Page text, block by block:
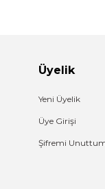
Üyelik
Yeni Üyelik
Üye Girişi
Şifremi